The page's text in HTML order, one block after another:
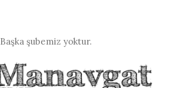
Başka şubemiz yoktur.